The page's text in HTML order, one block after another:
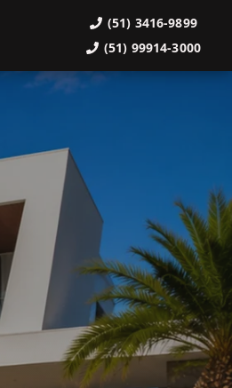
(51) 3416-9899
(51) 99914-3000